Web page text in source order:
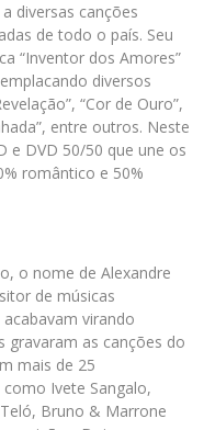
diversas canções
de todo o país. Seu
“Inventor dos Amores”
diversos
“Cor de Ouro”,
entre outros. Neste
e DVD 50/50 que une os
romântico e 50%
o nome de Alexandre
de músicas
virando
gravaram as canções do
mais de 25
Ivete Sangalo,
Bruno & Marrone